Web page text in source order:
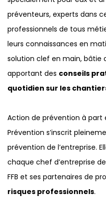
préventeurs, experts dans
professionnels de tous
leurs connaissances en
solution clef en main, bâtie
apportant des conseils
quotidien sur les
Action de prévention à part
Prévention s’inscrit
prévention de l’entreprise.
chaque chef d’entreprise
FFB et ses partenaires de
risques professionnels.